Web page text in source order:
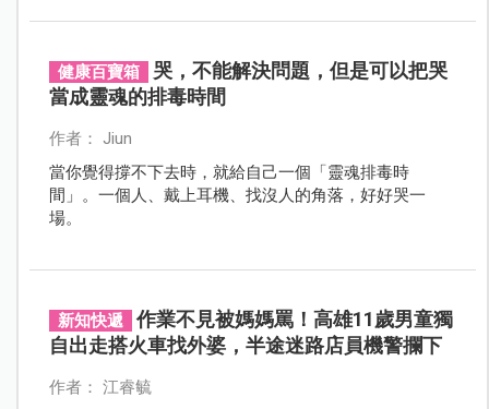
健康百寶箱
哭，不能解決問題，但是可以把哭
當成靈魂的排毒時間
作者： Jiun
當你覺得撐不下去時，就給自己一個「靈魂排毒時
間」。一個人、戴上耳機、找沒人的角落，好好哭一
場。
新知快遞
作業不見被媽媽罵！高雄11歲男童獨
自出走搭火車找外婆，半途迷路店員機警攔下
作者： 江睿毓